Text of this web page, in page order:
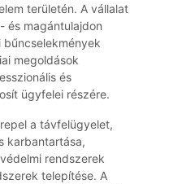
területén. A vállalat
és magántulajdon
megoldások
és
ügyfelei részére.
a távfelügyelet,
karbantartása,
rendszerek
telepítése. A